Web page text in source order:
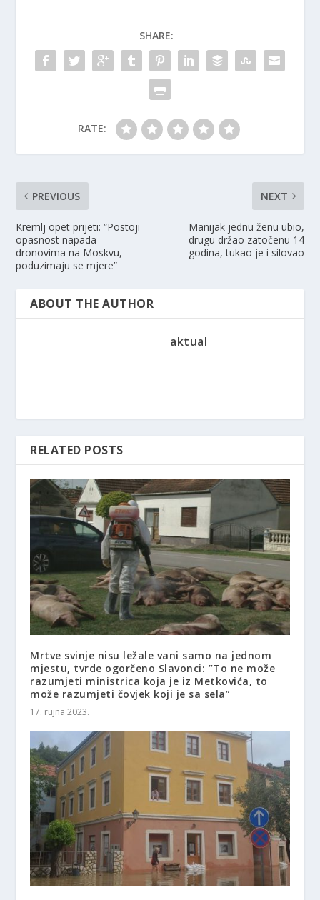
SHARE:
RATE:
PREVIOUS
Kremlj opet prijeti: “Postoji
opasnost napada
dronovima na Moskvu,
poduzimaju se mjere”
NEXT
Manijak jednu ženu ubio,
drugu držao zatočenu 14
godina, tukao je i silovao
ABOUT THE AUTHOR
aktual
RELATED POSTS
Mrtve svinje nisu ležale vani samo na jednom
mjestu, tvrde ogorčeno Slavonci: ”To ne može
razumjeti ministrica koja je iz Metkovića, to
može razumjeti čovjek koji je sa sela”
17. rujna 2023.